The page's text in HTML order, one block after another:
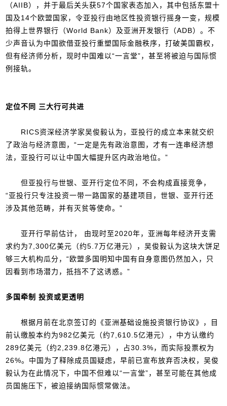
（AIIB），并于最后关头获57个国家表态加入，其中包括东盟十
国及14个欧盟国家，令亚投行由地区性投资银行摇身一变，规模
拍得上世界银行（World Bank）及亚洲开发银行（ADB）。不
少声音认为中国欲借亚投行重塑国际金融秩序，打破美国霸权，
但有经济师分析，现时中国难以“一言堂”，甚至将被迫与国际惯
例接轨。
定位不同 三大行可共进
RICS资深经济学家吴俊毅认为，亚投行的成立本来就交织
了政治与经济意图，“一定是先有政治意图，才有一连串经济想
法，亚投行可以让中国大幅提升区内政治地位。”
但亚投行与世银、亚开行定位不同，不会构成直接竞争，
“亚投行只专注投资一带一路国家的基建项目，世银、亚开行还
涉及其他范畴，并有灭贫等使命。”
亚开行早前估计， 由现时至2020年，亚洲每年经济开支需
求约为7,300亿美元（约5.7万亿港元），吴俊毅认为这块大饼足
够三大机构瓜分，“欧盟多国明知中国有自身意图仍然加入，只
因看到市场潜力，抵挡不了这诱惑。”
多国牵制 投资或更透明
根据月前在北京签订的《亚洲基础设施投资银行协议》，目
前认缴股本约为982亿美元（约7,610.5亿港元），中方认缴约
289亿美元（约2,239.8亿港元），占30.3%，而实际投票权为
26%。中国为了释除成员国疑虑，早前已宣布放弃否决权，吴俊
毅认为在此情况下，中国不但难以“一言堂”，甚至可能在其他成
员国施压下，被迫接纳国际惯常做法。